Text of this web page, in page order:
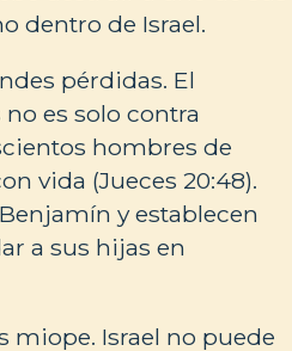
dentro de Israel.
pérdidas. El
es solo contra
hombres de
vida (Jueces 20:48).
y establecen
a sus hijas en
miope. Israel no puede